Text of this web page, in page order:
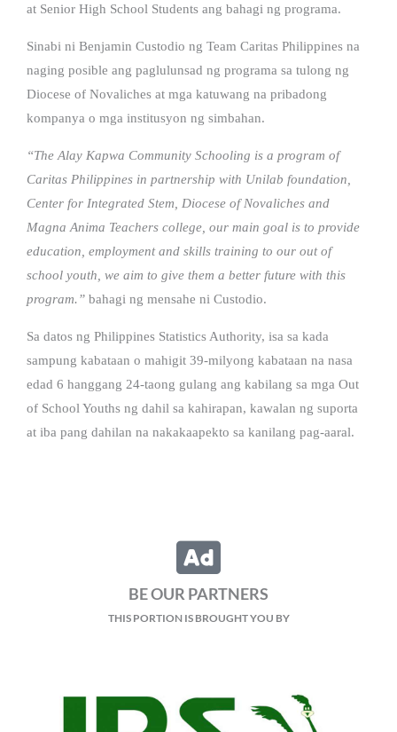
at Senior High School Students ang bahagi ng programa.
Sinabi ni Benjamin Custodio ng Team Caritas Philippines na
naging posible ang paglulunsad ng programa sa tulong ng
Diocese of Novaliches at mga katuwang na pribadong
kompanya o mga institusyon ng simbahan.
“The Alay Kapwa Community Schooling is a program of
Caritas Philippines in partnership with Unilab foundation,
Center for Integrated Stem, Diocese of Novaliches and
Magna Anima Teachers college, our main goal is to provide
education, employment and skills training to our out of
school youth, we aim to give them a better future with this
program.” bahagi ng mensahe ni Custodio.
Sa datos ng Philippines Statistics Authority, isa sa kada
sampung kabataan o mahigit 39-milyong kabataan na nasa
edad 6 hanggang 24-taong gulang ang kabilang sa mga Out
of School Youths ng dahil sa kahirapan, kawalan ng suporta
at iba pang dahilan na nakakaapekto sa kanilang pag-aaral.
BE OUR PARTNERS
THIS PORTION IS BROUGHT YOU BY